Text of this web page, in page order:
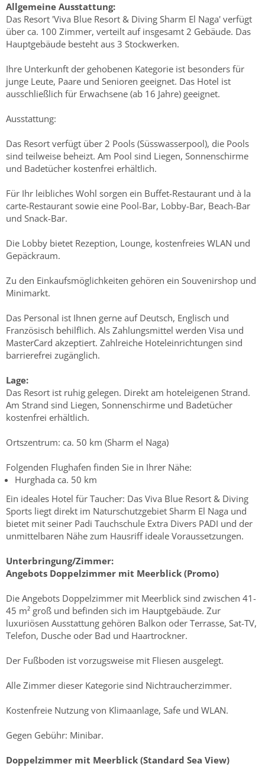
Allgemeine Ausstattung:
Das Resort 'Viva Blue Resort & Diving Sharm El Naga' verfügt
über ca. 100 Zimmer, verteilt auf insgesamt 2 Gebäude. Das
Hauptgebäude besteht aus 3 Stockwerken.
Ihre Unterkunft der gehobenen Kategorie ist besonders für
junge Leute, Paare und Senioren geeignet. Das Hotel ist
ausschließlich für Erwachsene (ab 16 Jahre) geeignet.
Ausstattung:
Das Resort verfügt über 2 Pools (Süsswasserpool), die Pools
sind teilweise beheizt. Am Pool sind Liegen, Sonnenschirme
und Badetücher kostenfrei erhältlich.
Für Ihr leibliches Wohl sorgen ein Buffet-Restaurant und à la
carte-Restaurant sowie eine Pool-Bar, Lobby-Bar, Beach-Bar
und Snack-Bar.
Die Lobby bietet Rezeption, Lounge, kostenfreies WLAN und
Gepäckraum.
Zu den Einkaufsmöglichkeiten gehören ein Souvenirshop und
Minimarkt.
Das Personal ist Ihnen gerne auf Deutsch, Englisch und
Französisch behilflich. Als Zahlungsmittel werden Visa und
MasterCard akzeptiert. Zahlreiche Hoteleinrichtungen sind
barrierefrei zugänglich.
Lage:
Das Resort ist ruhig gelegen. Direkt am hoteleigenen Strand.
Am Strand sind Liegen, Sonnenschirme und Badetücher
kostenfrei erhältlich.
Ortszentrum: ca. 50 km (Sharm el Naga)
Folgenden Flughafen finden Sie in Ihrer Nähe:
Hurghada ca. 50 km
Ein ideales Hotel für Taucher: Das Viva Blue Resort & Diving
Sports liegt direkt im Naturschutzgebiet Sharm El Naga und
bietet mit seiner Padi Tauchschule Extra Divers PADI und der
unmittelbaren Nähe zum Hausriff ideale Voraussetzungen.
Unterbringung/Zimmer:
Angebots Doppelzimmer mit Meerblick (Promo)
Die Angebots Doppelzimmer mit Meerblick sind zwischen 41-
45 m² groß und befinden sich im Hauptgebäude. Zur
luxuriösen Ausstattung gehören Balkon oder Terrasse, Sat-TV,
Telefon, Dusche oder Bad und Haartrockner.
Der Fußboden ist vorzugsweise mit Fliesen ausgelegt.
Alle Zimmer dieser Kategorie sind Nichtraucherzimmer.
Kostenfreie Nutzung von Klimaanlage, Safe und WLAN.
Gegen Gebühr: Minibar.
Doppelzimmer mit Meerblick (Standard Sea View)